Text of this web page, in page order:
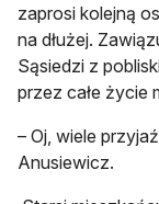
zaprosi kolejną
na dłużej.
Sąsiedzi z
przez całe życie
– Oj, wiele
Anusiewicz.